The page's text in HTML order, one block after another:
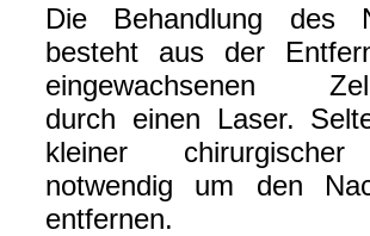
Die Behandlung des
besteht aus der
eingewachsenen
durch einen Laser.
kleiner
notwendig um den
entfernen.